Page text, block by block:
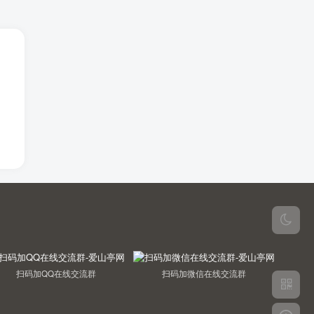
扫码加QQ在线交流群 扫码加微信在线交流群